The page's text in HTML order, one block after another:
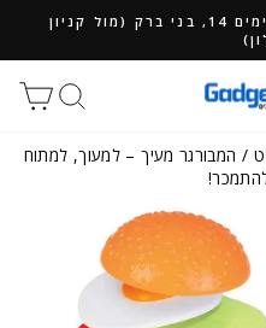
בואו לבקר בחנותינו: ששת הימים 14, בני ברק (מול קניון
חיפוש
/ המבורגר מעיך – למעוך, למתוח